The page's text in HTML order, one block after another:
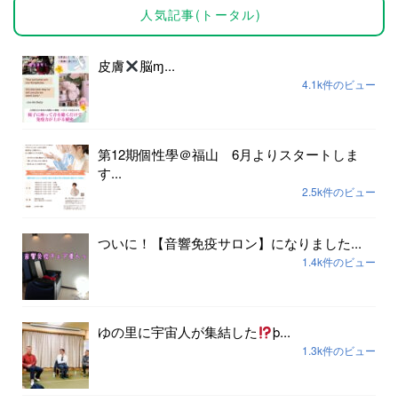
人気記事(トータル)
皮膚 脳ɱ...
4.1k件のビュー
第12期個性學＠福山 6月よりスタートしま
す...
2.5k件のビュー
ついに！【音響免疫サロン】になりました...
1.4k件のビュー
ゆの里に宇宙人が集結した þ...
1.3k件のビュー